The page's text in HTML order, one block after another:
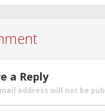
a Reply
address will not be